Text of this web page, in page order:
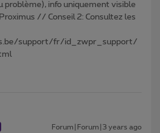
problème), info uniquement visible
// Conseil 2: Consultez les
support/fr/id_zwpr_support/
Forum|Forum|3 years ago